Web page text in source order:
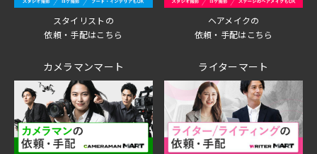
スタイリストの
依頼・手配はこちら
ヘアメイクの
依頼・手配はこちら
カメラマンマート ライターマート